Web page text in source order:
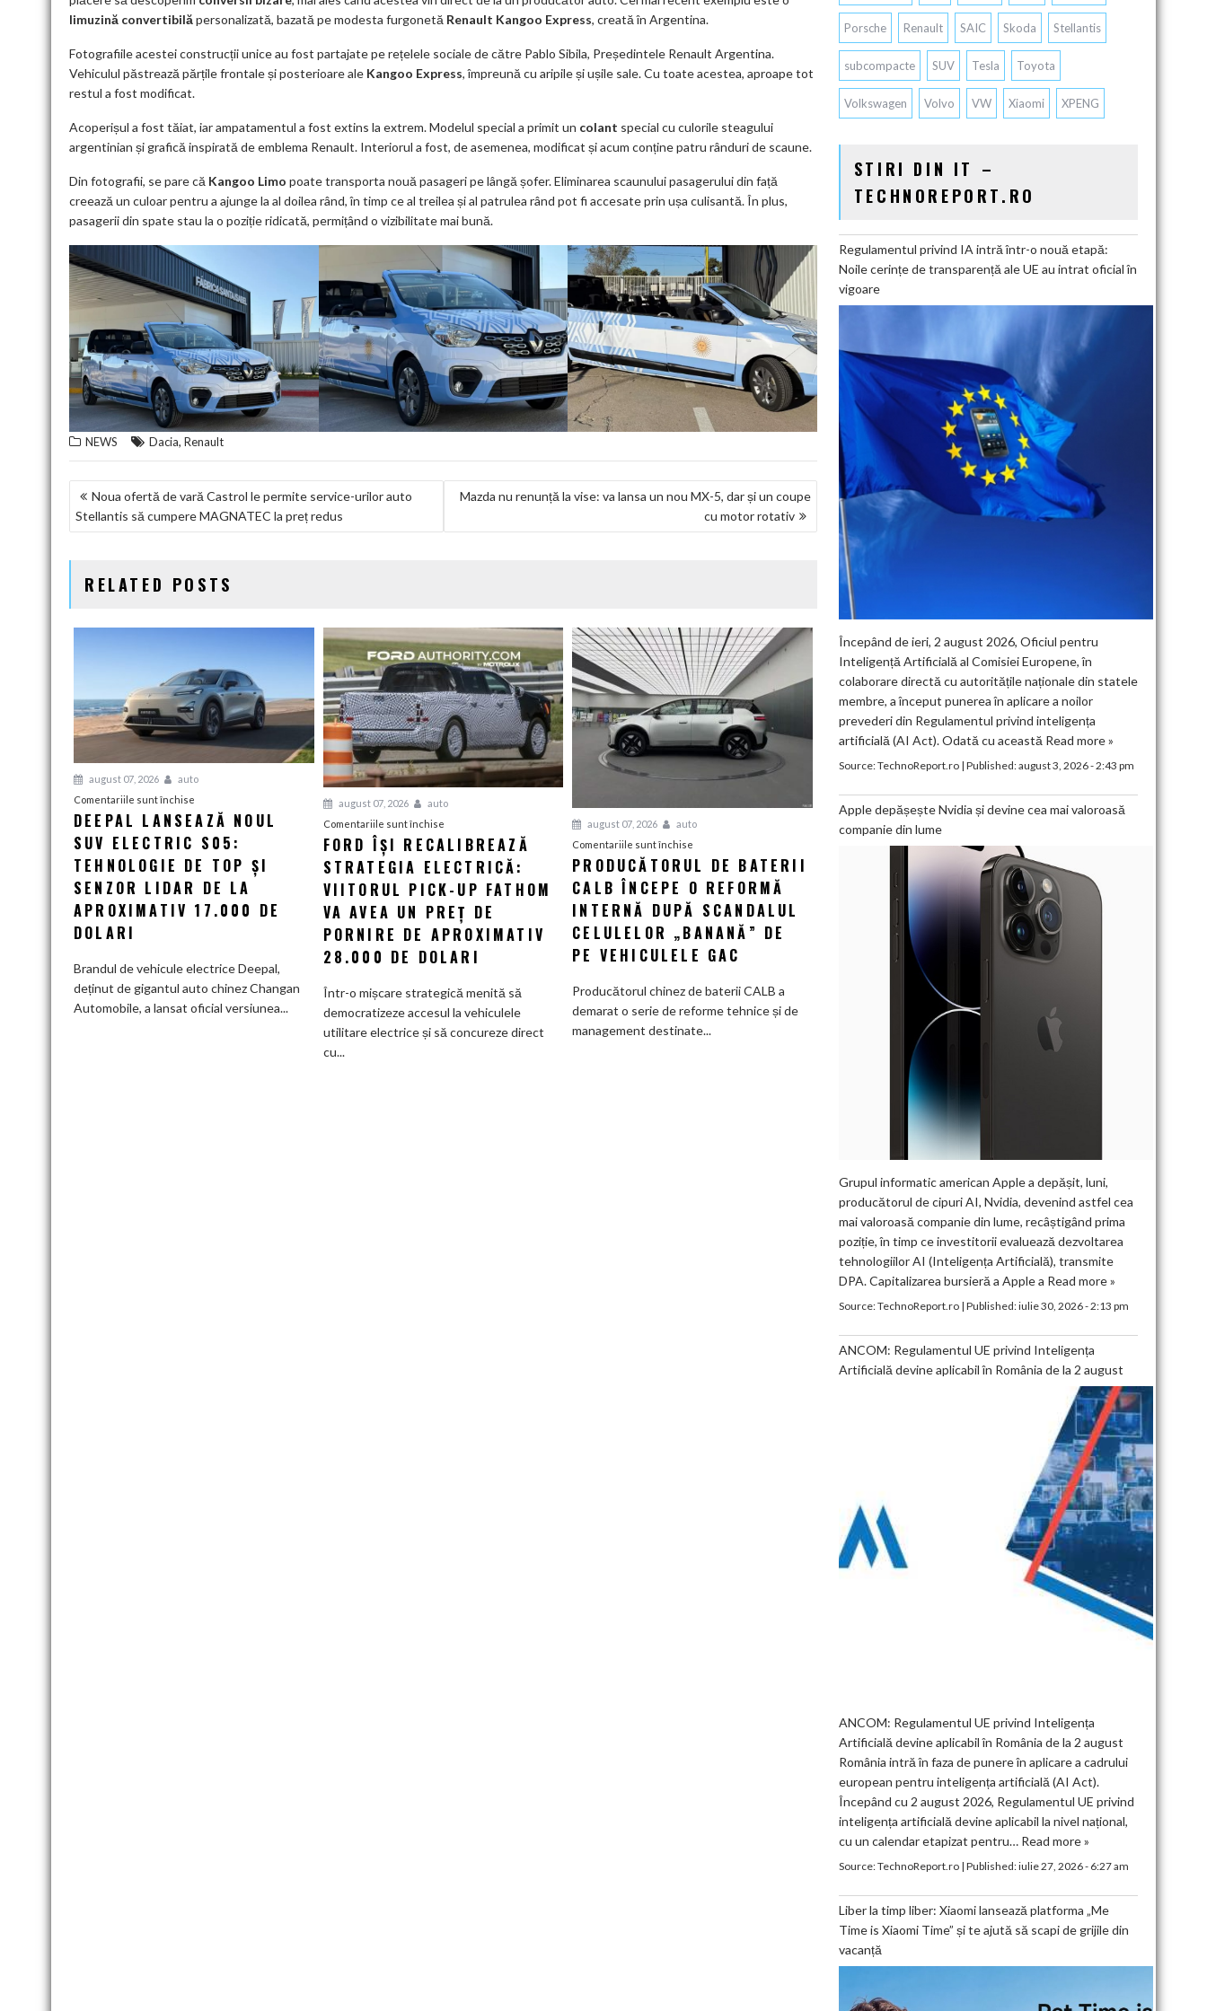
o
k
m
ks
limuzină convertibilăpersonalizată, bazată pe modesta furgonetă Renault Kangoo Express, creată în Argentina.
Fotografiile acestei construcții unice au fost partajate pe rețelele sociale de către Pablo Sibila, Președintele Renault Argentina.
Vehiculul păstrează părțile frontale și posterioare ale Kangoo Express, împreună cu aripile și ușile sale. Cu toate acestea, aproape tot
restul a fost modificat.
Acoperișul a fost tăiat, iar ampatamentul a fost extins la extrem. Modelul special a primit un colant special cu culorile steagului
argentinian și grafică inspirată de emblema Renault. Interiorul a fost, de asemenea, modificat și acum conține patru rânduri de scaune.
Din fotografii, se pare că Kangoo Limo poate transporta nouă pasageri pe lângă șofer. Eliminarea scaunului pasagerului din față
creează un culoar pentru a ajunge la al doilea rând, în timp ce al treilea și al patrulea rând pot fi accesate prin ușa culisantă. În plus,
pasagerii din spate stau la o poziție ridicată, permițând o vizibilitate mai bună.
NEWS Dacia, Renault
NAVIGARE
ÎN
Noua ofertă de vară Castrol le permite service-urilor auto
Stellantis să cumpere MAGNATEC la preț redus
Mazda nu renunță la vise: va lansa un nou MX-5, dar și un coupe
cu motor rotativ
RELATED POSTS
august 07, 2026
auto
Comentariile sunt închise
Deepal
lansează
noul
electric
S05:
top
și
senzor
DEEPAL LANSEAZĂ NOUL
SUV ELECTRIC S05:
TEHNOLOGIE DE TOP ȘI
SENZOR LIDAR DE LA
APROXIMATIV 17.000 DE
DOLARI
Brandul de vehicule electrice Deepal,
deținut de gigantul auto chinez Changan
Automobile, a lansat oficial versiunea...
august 07, 2026
auto
Comentariile sunt închisepentru
Ford
își
recalibrează
electrică:
Viitorul
pick-
Fathom
va
avea
FORD ÎȘI RECALIBREAZĂ
STRATEGIA ELECTRICĂ:
VIITORUL PICK-UP FATHOM
VA AVEA UN PREȚ DE
PORNIRE DE APROXIMATIV
28.000 DE DOLARI
Într-o mișcare strategică menită să
democratizeze accesul la vehiculele
utilitare electrice și să concureze direct
cu...
august 07, 2026
auto
Comentariile sunt închise
Producătorul
de
baterii
începe
o
PRODUCĂTORUL DE BATERII
CALB ÎNCEPE O REFORMĂ
INTERNĂ DUPĂ SCANDALUL
CELULELOR „BANANĂ” DE
PE VEHICULELE GAC
Producătorul chinez de baterii CALB a
demarat o serie de reforme tehnice și de
management destinate...
Porsche Renault SAIC Skoda Stellantis
subcompacte SUV Tesla Toyota
Volkswagen Volvo VW Xiaomi XPENG
STIRI DIN IT –
TECHNOREPORT.RO
Regulamentul privind IA intră într-o nouă etapă:
Noile cerințe de transparență ale UE au intrat oficial în
vigoare
Începând de ieri, 2 august 2026, Oficiul pentru
Inteligență Artificială al Comisiei Europene, în
colaborare directă cu autoritățile naționale din statele
membre, a început punerea în aplicare a noilor
prevederi din Regulamentul privind inteligența
artificială (AI Act). Odată cu această Read more »
Source:TechnoReport.ro| Published:august 3, 2026 - 2:43 pm
Apple depășește Nvidia și devine cea mai valoroasă
companie din lume
Grupul informatic american Apple a depășit, luni,
producătorul de cipuri AI, Nvidia, devenind astfel cea
mai valoroasă companie din lume, recâștigând prima
poziție, în timp ce investitorii evaluează dezvoltarea
tehnologiilor AI (Inteligența Artificială), transmite
DPA. Capitalizarea bursieră a Apple a Read more »
Source:TechnoReport.ro| Published:iulie 30, 2026 - 2:13 pm
ANCOM: Regulamentul UE privind Inteligența
Artificială devine aplicabil în România de la 2 august
ANCOM: Regulamentul UE privind Inteligența
Artificială devine aplicabil în România de la 2 august
România intră în faza de punere în aplicare a cadrului
european pentru inteligența artificială (AI Act).
Începând cu 2 august 2026, Regulamentul UE privind
inteligența artificială devine aplicabil la nivel național,
cu un calendar etapizat pentru… Read more »
Source:TechnoReport.ro| Published:iulie 27, 2026 - 6:27 am
Liber la timp liber: Xiaomi lansează platforma „Me
Time is Xiaomi Time” și te ajută să scapi de grijile din
vacanță